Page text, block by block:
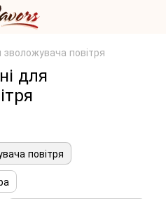
зволожувача повітря
для
повітря